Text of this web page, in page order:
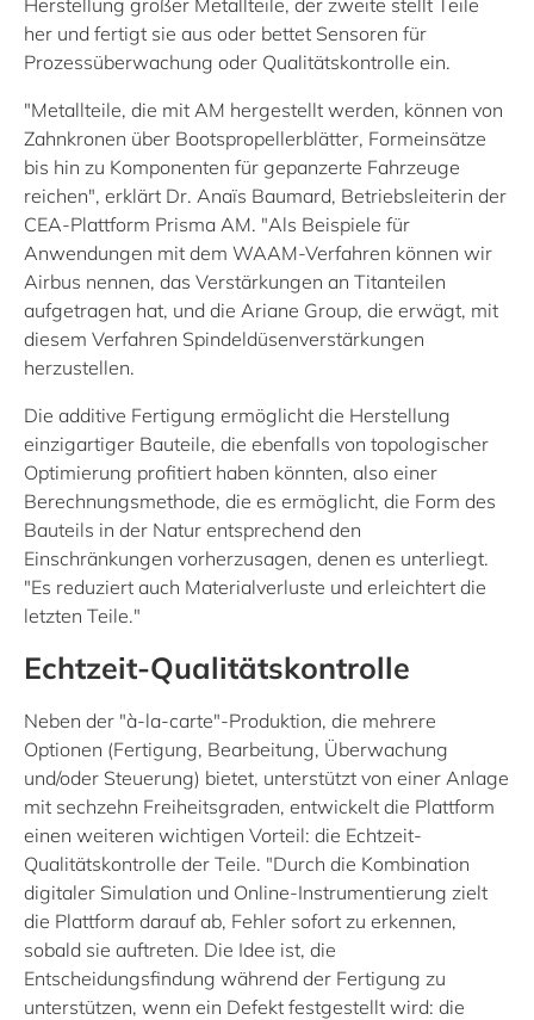
Herstellung großer Metallteile, der zweite stellt Teile
her und fertigt sie aus oder bettet Sensoren für
Prozessüberwachung oder Qualitätskontrolle ein.
"Metallteile, die mit AM hergestellt werden, können von
Zahnkronen über Bootspropellerblätter, Formeinsätze
bis hin zu Komponenten für gepanzerte Fahrzeuge
reichen", erklärt Dr. Anaïs Baumard, Betriebsleiterin der
CEA-Plattform Prisma AM. "Als Beispiele für
Anwendungen mit dem WAAM-Verfahren können wir
Airbus nennen, das Verstärkungen an Titanteilen
aufgetragen hat, und die Ariane Group, die erwägt, mit
diesem Verfahren Spindeldüsenverstärkungen
herzustellen.
Die additive Fertigung ermöglicht die Herstellung
einzigartiger Bauteile, die ebenfalls von topologischer
Optimierung profitiert haben könnten, also einer
Berechnungsmethode, die es ermöglicht, die Form des
Bauteils in der Natur entsprechend den
Einschränkungen vorherzusagen, denen es unterliegt.
"Es reduziert auch Materialverluste und erleichtert die
letzten Teile."
Echtzeit-Qualitätskontrolle
Neben der "à-la-carte"-Produktion, die mehrere
Optionen (Fertigung, Bearbeitung, Überwachung
und/oder Steuerung) bietet, unterstützt von einer Anlage
mit sechzehn Freiheitsgraden, entwickelt die Plattform
einen weiteren wichtigen Vorteil: die Echtzeit-
Qualitätskontrolle der Teile. "Durch die Kombination
digitaler Simulation und Online-Instrumentierung zielt
die Plattform darauf ab, Fehler sofort zu erkennen,
sobald sie auftreten. Die Idee ist, die
Entscheidungsfindung während der Fertigung zu
unterstützen, wenn ein Defekt festgestellt wird: die